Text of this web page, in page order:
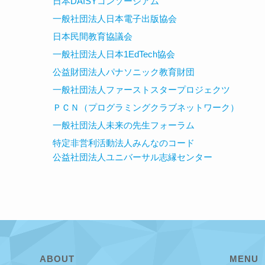
一般社団法人日本電子出版協会
日本民間教育協議会
一般社団法人日本1EdTech協会
公益財団法人パナソニック教育財団
一般社団法人ファーストスタープロジェクツ
ＰＣＮ（プログラミングクラブネットワーク）
一般社団法人未来の先生フォーラム
特定非営利活動法人みんなのコード
公益社団法人ユニバーサル志縁センター
ABOUT MENU